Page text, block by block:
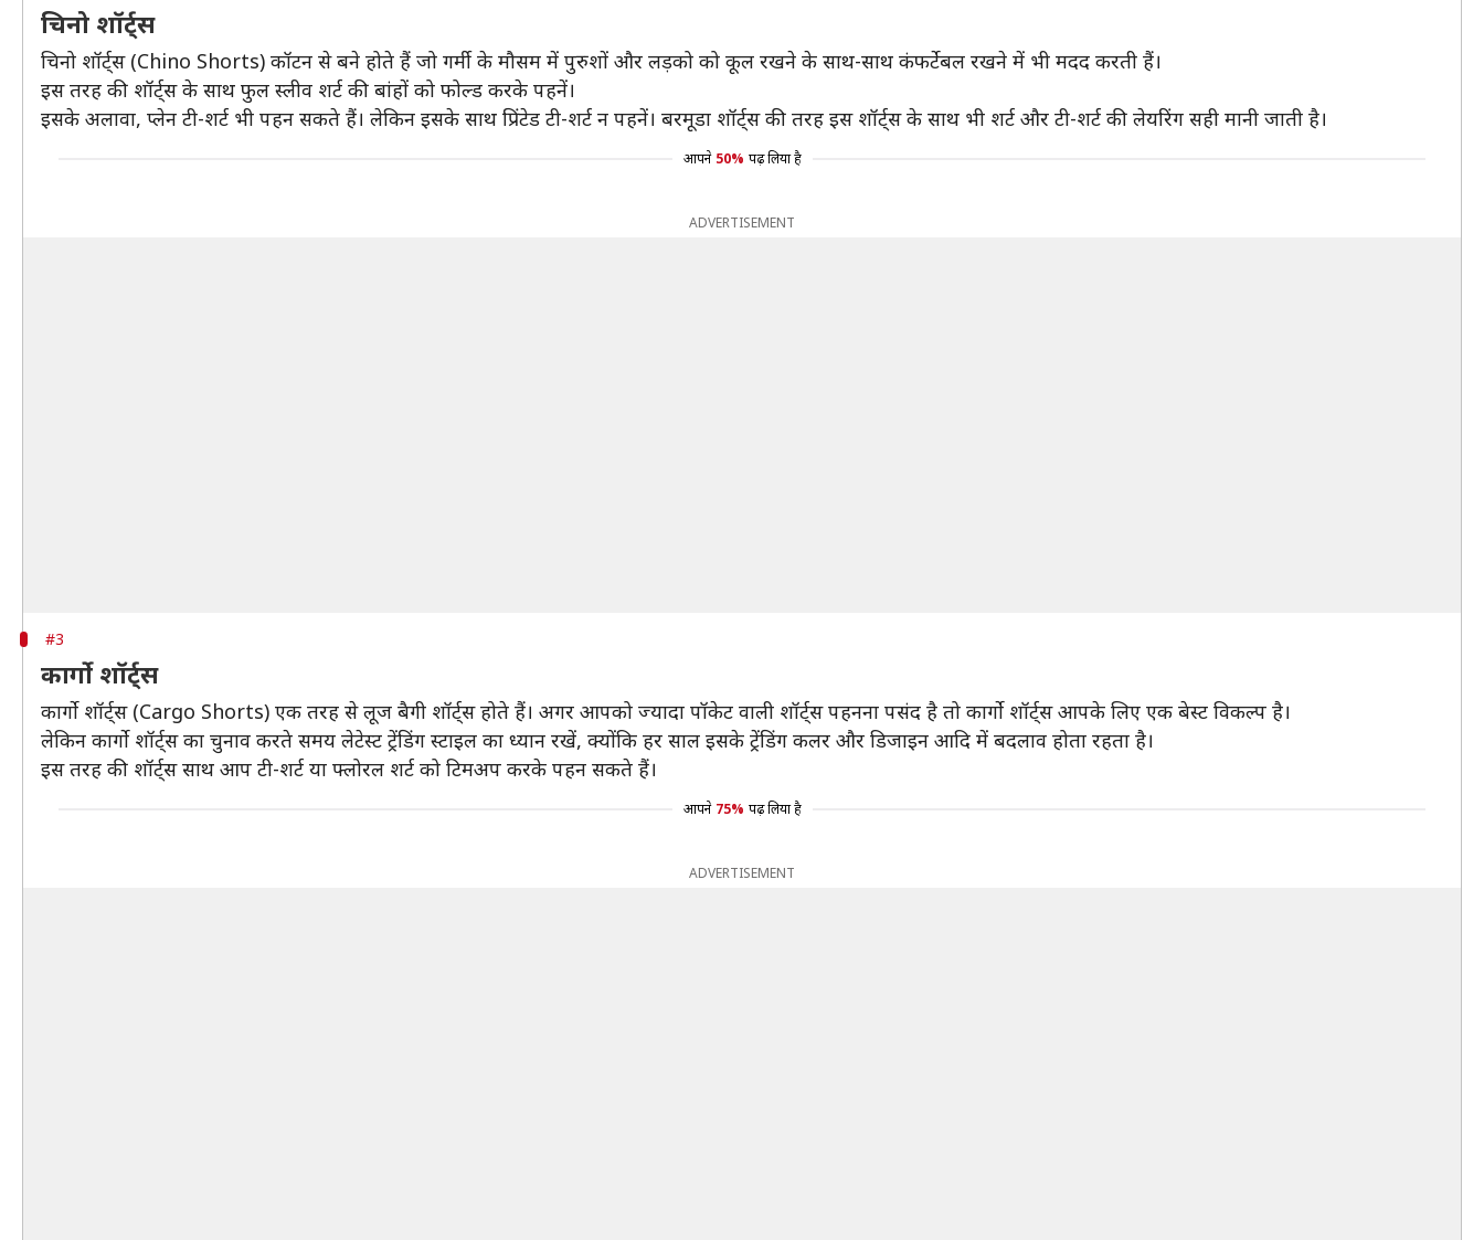
चिनो शॉर्ट्स
चिनो शॉर्ट्स (Chino Shorts) कॉटन से बने होते हैं जो गर्मी के मौसम में पुरुशों और लड़को को कूल रखने के साथ-साथ कंफर्टेबल रखने में भी मदद करती हैं।
इस तरह की शॉर्ट्स के साथ फुल स्लीव शर्ट की बांहों को फोल्ड करके पहनें।
इसके अलावा, प्लेन टी-शर्ट भी पहन सकते हैं। लेकिन इसके साथ प्रिंटेड टी-शर्ट न पहनें। बरमूडा शॉर्ट्स की तरह इस शॉर्ट्स के साथ भी शर्ट और टी-शर्ट की लेयरिंग सही मानी जाती है।
आपने 50% पढ़ लिया है
ADVERTISEMENT
#3
कार्गो शॉर्ट्स
कार्गो शॉर्ट्स (Cargo Shorts) एक तरह से लूज बैगी शॉर्ट्स होते हैं। अगर आपको ज्यादा पॉकेट वाली शॉर्ट्स पहनना पसंद है तो कार्गो शॉर्ट्स आपके लिए एक बेस्ट विकल्प है।
लेकिन कार्गो शॉर्ट्स का चुनाव करते समय लेटेस्ट ट्रेंडिंग स्टाइल का ध्यान रखें, क्योंकि हर साल इसके ट्रेंडिंग कलर और डिजाइन आदि में बदलाव होता रहता है।
इस तरह की शॉर्ट्स साथ आप टी-शर्ट या फ्लोरल शर्ट को टिमअप करके पहन सकते हैं।
आपने 75% पढ़ लिया है
ADVERTISEMENT